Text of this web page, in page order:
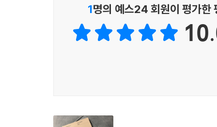
그렇게 다/버릴 수 있을 것 같으면서도’(「서울
생각해보면 일상이란 이처럼 작고 보잘것없는
증언한다.
끝내는 같아진다는 필연적인 허무함을 일러 준다.
1명의 예스24 회원이 평가한